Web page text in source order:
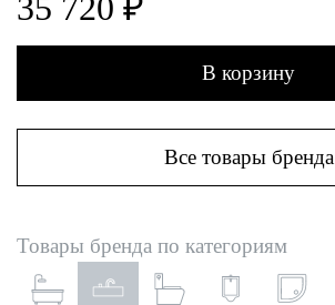
В корзину
Все товары бренда
Товары бренда по категориям